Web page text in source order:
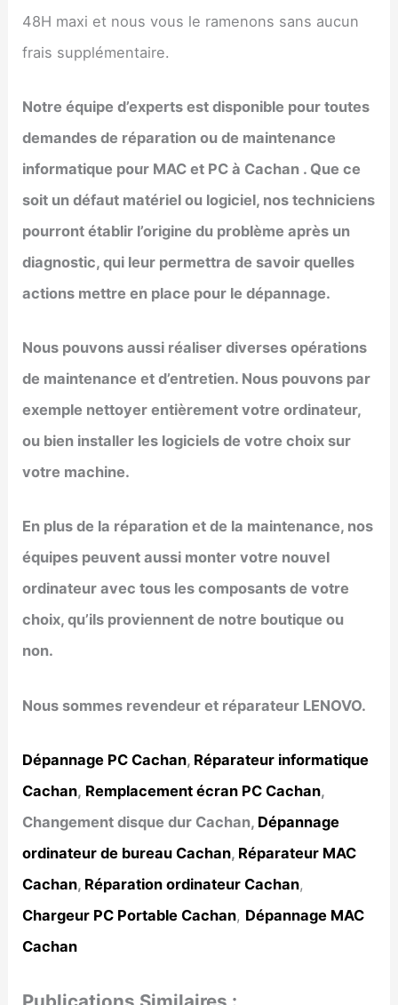
48H maxi et nous vous le ramenons sans aucun
frais supplémentaire.
Notre équipe d’experts est disponible pour toutes
demandes de réparation ou de maintenance
informatique pour MAC et PC à Cachan . Que ce
soit un défaut matériel ou logiciel, nos techniciens
pourront établir l’origine du problème après un
diagnostic, qui leur permettra de savoir quelles
actions mettre en place pour le dépannage.
Nous pouvons aussi réaliser diverses opérations
de maintenance et d’entretien. Nous pouvons par
exemple nettoyer entièrement votre ordinateur,
ou bien installer les logiciels de votre choix sur
votre machine.
En plus de la réparation et de la maintenance, nos
équipes peuvent aussi monter votre nouvel
ordinateur avec tous les composants de votre
choix, qu’ils proviennent de notre boutique ou
non.
Nous sommes revendeur et réparateur LENOVO.
Dépannage PC Cachan, Réparateur informatique
Cachan, Remplacement écran PC Cachan,
Changement disque dur Cachan, Dépannage
ordinateur de bureau Cachan, Réparateur MAC
Cachan, Réparation ordinateur Cachan,
Chargeur PC Portable Cachan, Dépannage MAC
Cachan